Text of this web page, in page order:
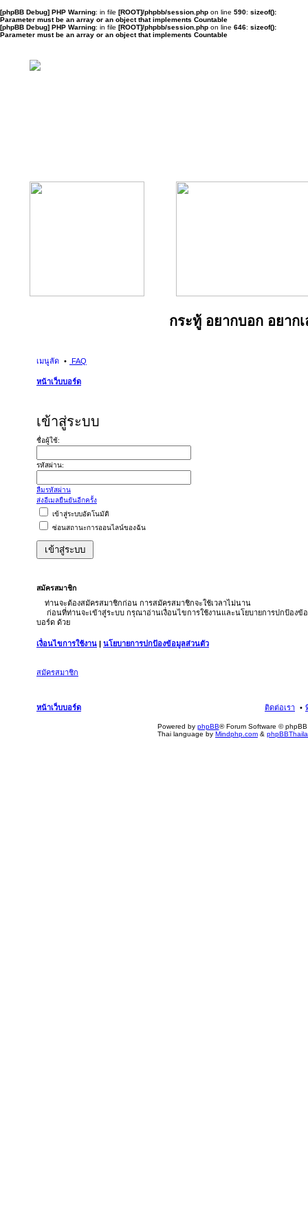
[phpBB Debug] PHP Warning: in file [ROOT]/phpbb/session.php on line 590: sizeof():
Parameter must be an array or an object that implements Countable
[phpBB Debug] PHP Warning: in file [ROOT]/phpbb/session.php on line 646: sizeof():
Parameter must be an array or an object that implements Countable
กระทู้ อยากบอก อยากเ
เมนูลัด FAQ
หน้าเว็บบอร์ด
เข้าสู่ระบบ
ชื่อผู้ใช้:
รหัสผ่าน:
ลืมรหัสผ่าน
ส่งอีเมลยืนยันอีกครั้ง
เข้าสู่ระบบอัตโนมัติ
ซ่อนสถานะการออนไลน์ของฉัน
สมัครสมาชิก
ท่านจะต้องสมัครสมาชิกก่อน การสมัครสมาชิกจะใช้เวลาไม่นาน
ก่อนที่ท่านจะเข้าสู่ระบบ กรุณาอ่านเงื่อนไขการใช้งานและนโยบายการปกป้อง
บอร์ด ด้วย
เงื่อนไขการใช้งาน | นโยบายการปกป้องข้อมูลส่วนตัว
สมัครสมาชิก
หน้าเว็บบอร์ด ติดต่อเรา
Powered by phpBB® Forum Software © phpBB
Thai language by Mindphp.com &